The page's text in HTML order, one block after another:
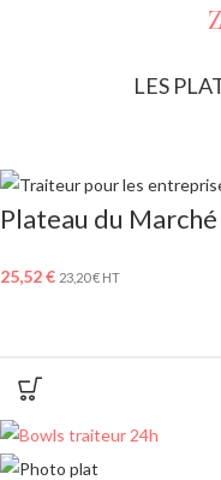
LES
Plateau du
25,52€ 23,20€ HT